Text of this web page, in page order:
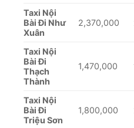
Taxi Nội
Bài Đi Như
Xuân
2,370,000
Taxi Nội
Bài Đi
Thạch
Thành
1,470,000
Taxi Nội
Bài Đi
Triệu Sơn
1,800,000